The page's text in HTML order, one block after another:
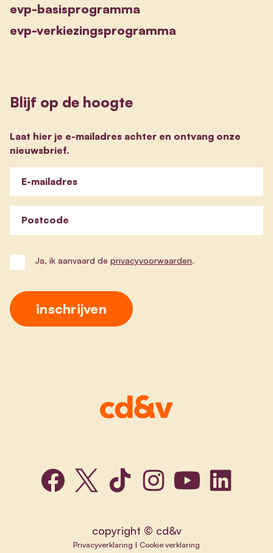
evp-basisprogramma
evp-verkiezingsprogramma
Blijf op de hoogte
Laat hier je e-mailadres achter en ontvang onze
nieuwsbrief.
E-mailadres
Postcode
Ja, ik aanvaard de privacyvoorwaarden.
copyright © cd&v
Privacyverklaring | Cookie verklaring